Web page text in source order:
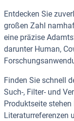
Entdecken Sie
großen Zahl
eine präzise
darunter Human,
Finden Sie schnell
Such-, Filter- und
Produktseite
Literaturreferenzen